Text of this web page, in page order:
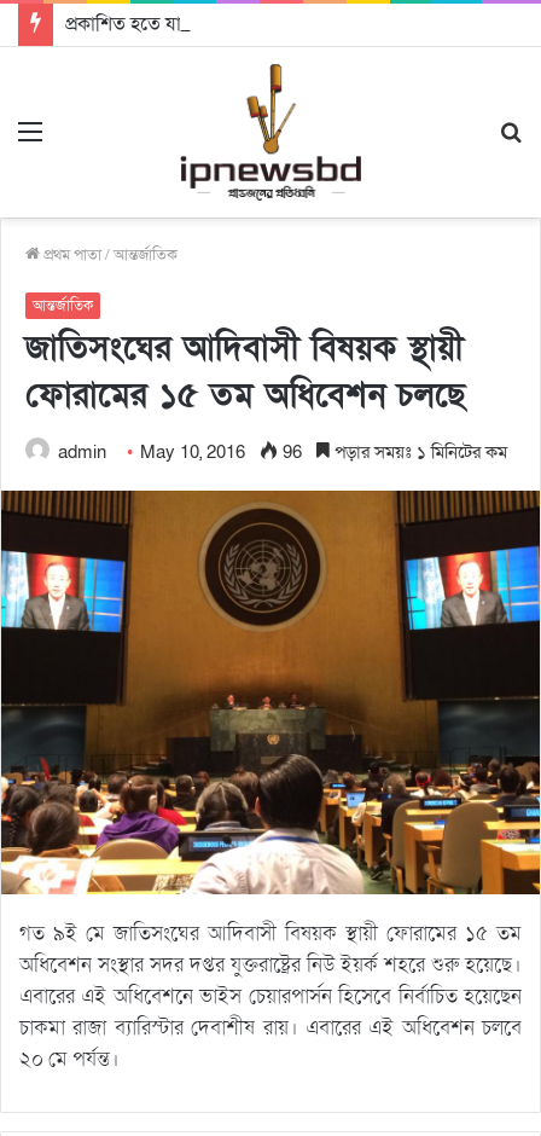
প্রকাশিত হতে যাচ্ছে দি রাবুগার নতুন গান ‘Baljanggi’
প্রথম পাতা/আন্তর্জাতিক
আন্তর্জাতিক
জাতিসংঘের আদিবাসী বিষয়ক স্থায়ী
ফোরামের ১৫ তম অধিবেশন চলছে
admin May 10, 2016 96 পড়ার সময়ঃ ১ মিনিটের কম
গত ৯ই মে জাতিসংঘের আদিবাসী বিষয়ক স্থায়ী ফোরামের ১৫ তম
অধিবেশন সংস্থার সদর দপ্তর যুক্তরাষ্ট্রের নিউ ইয়র্ক শহরে শুরু হয়েছে।
এবারের এই অধিবেশনে ভাইস চেয়ারপার্সন হিসেবে নির্বাচিত হয়েছেন
চাকমা রাজা ব্যারিস্টার দেবাশীষ রায়। এবারের এই অধিবেশন চলবে
২০ মে পর্যন্ত।